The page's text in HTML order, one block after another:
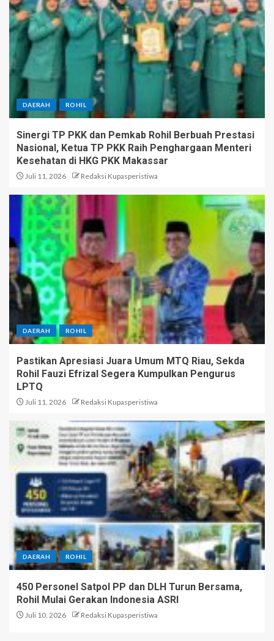
DAERAH ROHIL
Sinergi TP PKK dan Pemkab Rohil Berbuah Prestasi
Nasional, Ketua TP PKK Raih Penghargaan Menteri
Kesehatan di HKG PKK Makassar
Juli 11, 2026 Redaksi Kupasperistiwa
DAERAH ROHIL
Pastikan Apresiasi Juara Umum MTQ Riau, Sekda
Rohil Fauzi Efrizal Segera Kumpulkan Pengurus
LPTQ
Juli 11, 2026 Redaksi Kupasperistiwa
DAERAH ROHIL
450 Personel Satpol PP dan DLH Turun Bersama,
Rohil Mulai Gerakan Indonesia ASRI
Juli 10, 2026 Redaksi Kupasperistiwa